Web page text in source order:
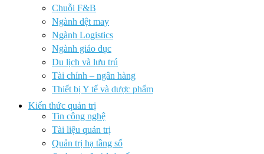
Chuỗi F&B
Ngành dệt may
Ngành Logistics
Ngành giáo dục
Du lịch và lưu trú
Tài chính – ngân hàng
Thiết bị Y tế và dược phẩm
Kiến thức quản trị
Tin công nghệ
Tài liệu quản trị
Quản trị hạ tầng số